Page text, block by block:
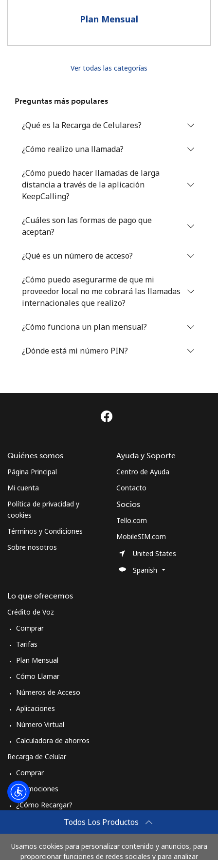
¿Olvidaste tu contraseña? →
Iniciar Sesión
Plan Mensual
Ver todas las categorías
Preguntas más populares
¿Qué es la Recarga de Celulares?
¿Cómo realizo una llamada?
¿Cómo puedo hacer llamadas de larga
distancia a través de la aplicación
KeepCalling?
¿Cuáles son las formas de pago que
aceptan?
¿Qué es un número de acceso?
¿Cómo puedo asegurarme de que mi
proveedor local no me cobrará las llamadas
internacionales que realizo?
¿Cómo funciona un plan mensual?
¿Dónde está mi número PIN?
Todos Los Productos
Usamos cookies para personalizar contenido y anuncios, para
proporcionar funciones de redes sociales y para analizar
Quiénes somos
Página Principal
Mi cuenta
Política de privacidad y
cookies
Términos y Condiciones
Sobre nosotros
Lo que ofrecemos
Crédito de Voz
Comprar
Tarifas
Plan Mensual
Cómo Llamar
Números de Acceso
Aplicaciones
Número Virtual
Calculadora de ahorros
Recarga de Celular
Comprar
Promociones
¿Cómo Recargar?
Comprar
Cómo funciona
Ayuda y Soporte
Centro de Ayuda
Contacto
Socios
Tello.com
MobileSIM.com
United States
Spanish